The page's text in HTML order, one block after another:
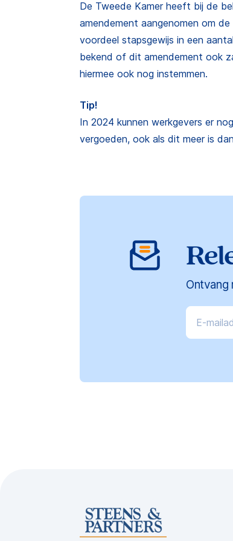
De Tweede Kamer heeft bij de
amendement aangenomen om
voordeel stapsgewijs in een
bekend of dit amendement ook
hiermee ook nog instemmen.
Tip!
In 2024 kunnen werkgevers er
vergoeden, ook als dit meer is
Ontvang